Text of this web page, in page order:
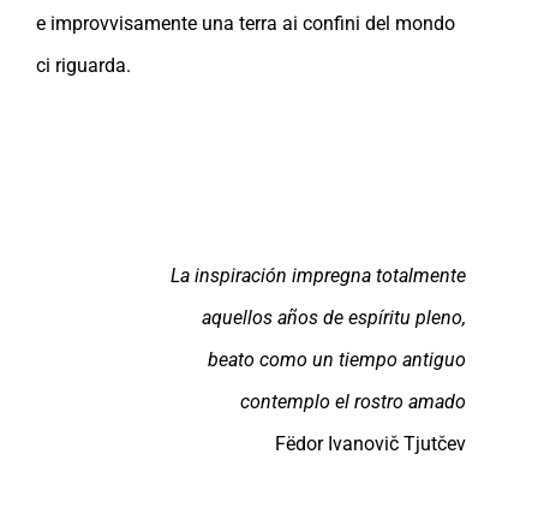
e improvvisamente una terra ai confini del mondo
ci riguarda.
La inspiración impregna totalmente
aquellos años de espíritu pleno,
beato como un tiempo antiguo
contemplo el rostro amado
Fëdor Ivanovič Tjutčev